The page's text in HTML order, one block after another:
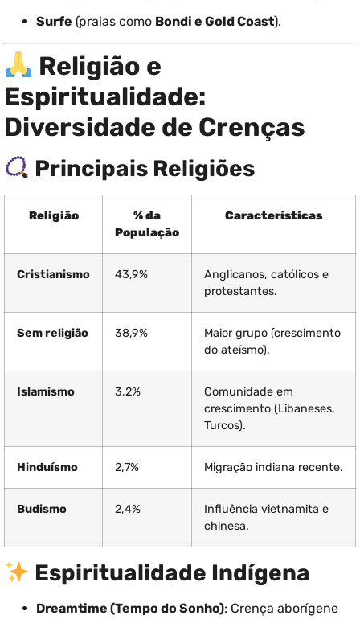
Surfe (praias como Bondi e Gold Coast).
Religião e
Espiritualidade:
Diversidade de Crenças
Principais Religiões
Religião
% da
População
Características
Cristianismo 43,9%
Anglicanos, católicos e
protestantes.
Sem religião 38,9%
Maior grupo (crescimento
do ateísmo).
Islamismo 3,2%
Comunidade em
crescimento (Libaneses,
Turcos).
Hinduísmo 2,7% Migração indiana recente.
Budismo 2,4%
Influência vietnamita e
chinesa.
Espiritualidade Indígena
Dreamtime (Tempo do Sonho): Crença aborígene